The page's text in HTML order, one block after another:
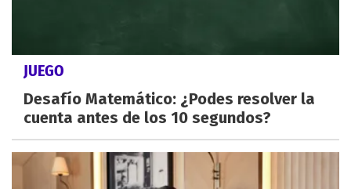
JUEGO
Desafío Matemático: ¿Podes resolver la
cuenta antes de los 10 segundos?